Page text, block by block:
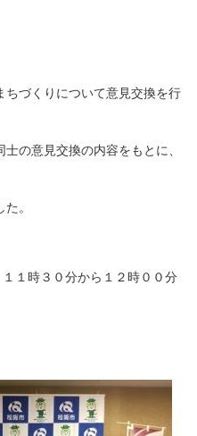
づくりについて意見交換を行
の意見交換の内容をもとに、
。
１時３０分から１２時００分